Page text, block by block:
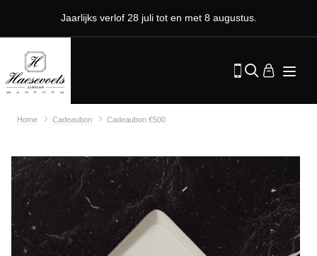
Jaarlijks verlof 28 juli tot en met 8 augustus.
Home Cadeaubon Cadeaubon €500